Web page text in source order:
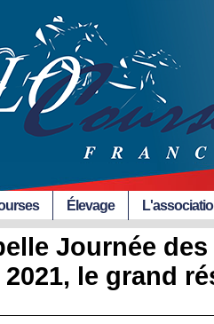
Élevage
Journée
le grand